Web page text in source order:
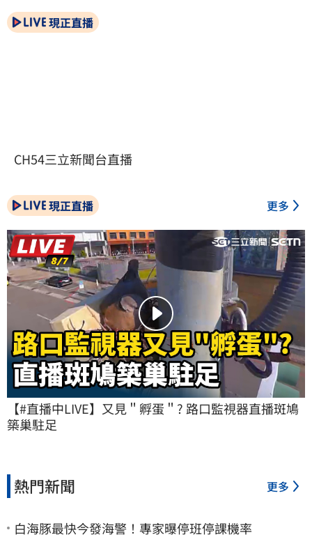
現正直播
CH54三立新聞台直播
現正直播 更多
【#直播中LIVE】又見＂孵蛋＂? 路口監視器直播斑鳩
築巢駐足
熱門新聞 更多
白海豚最快今發海警！專家曝停班停課機率